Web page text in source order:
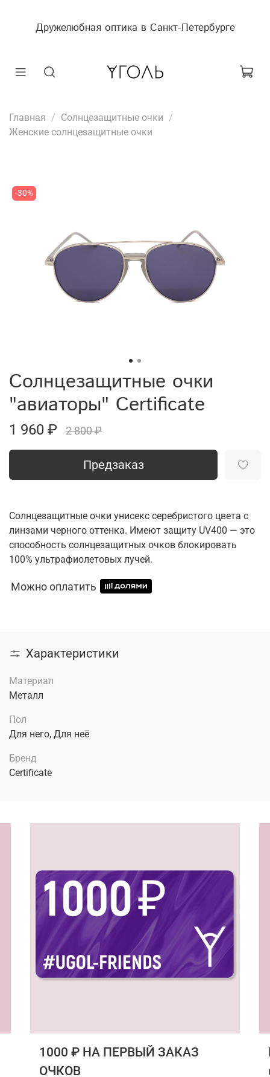
Дружелюбная оптика в Санкт-Петербурге
Главная
Солнцезащитные очки
Женские солнцезащитные очки
-30%
Солнцезащитные очки
"авиаторы" Certificate
1 960 ₽ 2 800 ₽
Предзаказ
Солнцезащитные очки унисекс серебристого цвета с
линзами черного оттенка. Имеют защиту UV400 — это
способность солнцезащитных очков блокировать
100% ультрафиолетовых лучей.
Можно оплатить
Характеристики
Материал
Металл
Пол
Для него, Для неё
Бренд
Certificate
1000 ₽ НА ПЕРВЫЙ ЗАКАЗ
ОЧКОВ